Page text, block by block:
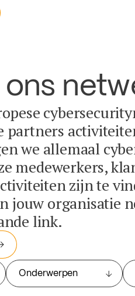
ons
partners
we allemaal
medewerkers,
zijn te
jouw organisatie
link.
Onderwerpen